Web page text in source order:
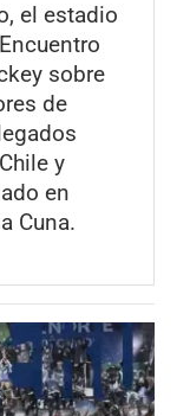
el estadio
sobre
de
y
en
Cuna.